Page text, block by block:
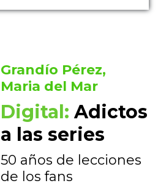
Grandío Pérez,
Maria del Mar
Digital: Adictos
a las series
50 años de lecciones
de los fans